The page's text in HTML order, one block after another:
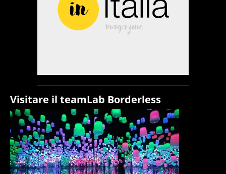
Visitare il teamLab Borderless